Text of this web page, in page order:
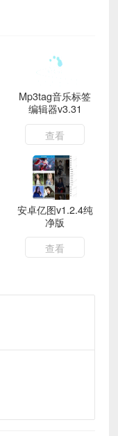
Mp3tag音乐标签
编辑器v3.31
查看
安卓亿图v1.2.4纯
净版
查看